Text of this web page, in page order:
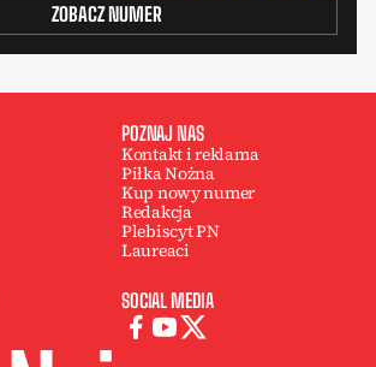
ZOBACZ NUMER
POZNAJ NAS
Kontakt i reklama
Piłka Nożna
Kup nowy numer
Redakcja
Plebiscyt PN
Laureaci
SOCIAL MEDIA